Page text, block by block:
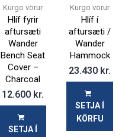
Kurgo vörur
Hlíf fyrir
aftursæti
Wander
Bench Seat
Cover –
Charcoal
12.600 kr.
SETJA Í
Kurgo vörur
Hlíf í
aftursæti /
Wander
Hammock
23.430 kr.
SETJA Í
KÖRFU